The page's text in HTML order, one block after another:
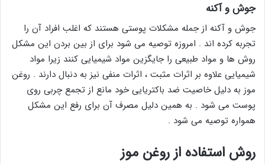
جوش و آکنه
جوش و آکنه از جمله مشکلات پوستی هستند که اغلب افراد آن را
تجربه کرده اند . امروزه توصیه می شود برای از بین بردن این مشکل
روش ها و مواد طبیعی را جایگزین مواد شیمیایی کنند زیرا مواد
شیمیایی علاوه بر اثرات مثبت ، اثرات منفی نیز به دنبال دارند . روغن
موز به دلیل خاصیت ضد باکتریایی خود مانع از تجمع چربی روی
پوست می شود . به همین دلیل مصرف آن برای رفع این مشکل
همواره توصیه می شود .
روش استفاده از روغن موز